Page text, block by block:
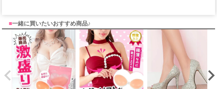
■一緒に買いたいおすすめ商品♪